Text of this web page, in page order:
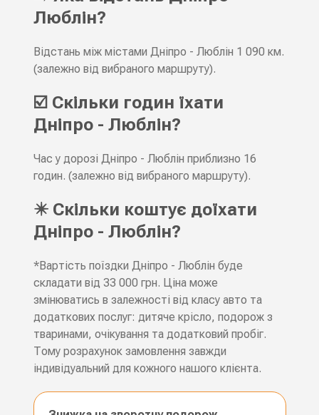
Люблін?
Відстань між містами Дніпро - Люблін 1 090 км.
(залежно від вибраного маршруту).
☑️ Скільки годин їхати
Дніпро - Люблін?
Час у дорозі Дніпро - Люблін приблизно 16
годин. (залежно від вибраного маршруту).
✴️ Скільки коштує доїхати
Дніпро - Люблін?
*Вартість поїздки Дніпро - Люблін буде
складати від 33 000 грн. Ціна може
змінюватись в залежності від класу авто та
додаткових послуг: дитяче крісло, подорож з
тваринами, очікування та додатковий пробіг.
Тому розрахунок замовлення завжди
індивідуальний для кожного нашого клієнта.